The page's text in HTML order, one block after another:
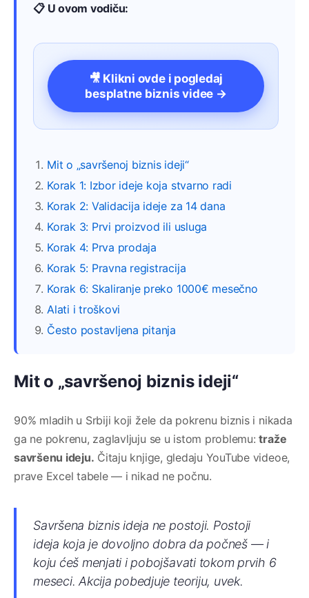
📋 U ovom vodiču:
🎥 Klikni ovde i pogledaj
besplatne biznis videe →
Mit o „savršenoj biznis ideji“
Korak 1: Izbor ideje koja stvarno radi
Korak 2: Validacija ideje za 14 dana
Korak 3: Prvi proizvod ili usluga
Korak 4: Prva prodaja
Korak 5: Pravna registracija
Korak 6: Skaliranje preko 1000€ mesečno
Alati i troškovi
Često postavljena pitanja
Mit o „savršenoj biznis ideji“
90% mladih u Srbiji koji žele da pokrenu biznis i nikada
ga ne pokrenu, zaglavljuju se u istom problemu:traže
savršenu ideju. Čitaju knjige, gledaju YouTube videoe,
prave Excel tabele — i nikad ne počnu.
Savršena biznis ideja ne postoji. Postoji
ideja koja je dovoljno dobra da počneš — i
koju ćeš menjati i pobojšavati tokom prvih 6
meseci. Akcija pobedjuje teoriju, uvek.